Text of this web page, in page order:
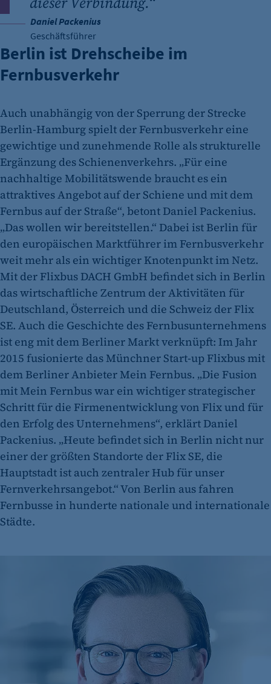
Daniel Packenius
Geschäftsführer
Berlin ist Drehscheibe im
Fernbusverkehr
Auch unabhängig von der Sperrung der Strecke
Berlin-Hamburg spielt der Fernbusverkehr eine
gewichtige und zunehmende Rolle als strukturelle
Ergänzung des Schienenverkehrs. „Für eine
nachhaltige Mobilitätswende braucht es ein
attraktives Angebot auf der Schiene und mit dem
Fernbus auf der Straße“, betont Daniel Packenius.
„Das wollen wir bereitstellen.“ Dabei ist Berlin für
den europäischen Marktführer im Fernbusverkehr
weit mehr als ein wichtiger Knotenpunkt im Netz.
Mit der Flixbus DACH GmbH befindet sich in Berlin
das wirtschaftliche Zentrum der Aktivitäten für
Deutschland, Österreich und die Schweiz der Flix
SE. Auch die Geschichte des Fernbusunternehmens
ist eng mit dem Berliner Markt verknüpft: Im Jahr
2015 fusionierte das Münchner Start-up Flixbus mit
dem Berliner Anbieter Mein Fernbus. „Die Fusion
mit Mein Fernbus war ein wichtiger strategischer
Schritt für die Firmenentwicklung von Flix und für
den Erfolg des Unternehmens“, erklärt Daniel
Packenius. „Heute befindet sich in Berlin nicht nur
einer der größten Standorte der Flix SE, die
Hauptstadt ist auch zentraler Hub für unser
Fernverkehrsangebot.“ Von Berlin aus fahren
Fernbusse in hunderte nationale und internationale
Städte.